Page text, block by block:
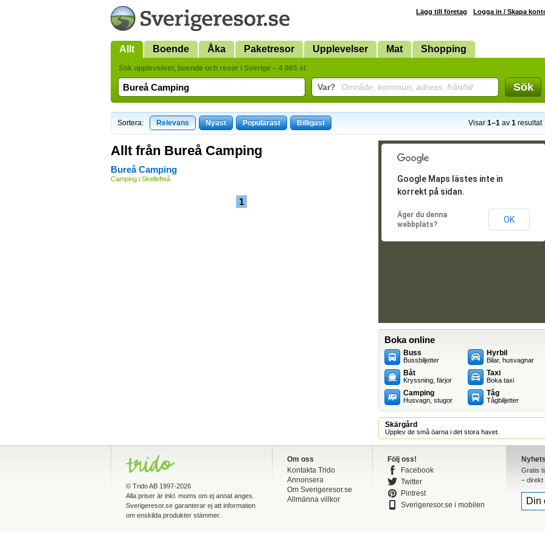
Lägg till företag Logga in / Skapa
Allt Boende Åka Paketresor Upplevelser Mat Shopping
Sök upplevelser, boende och resor i Sverige – 4 865 st
Var? Område, kommun, adress, från/till Sök
Sortera: Relevans Nyast Populärast Billigast Visar 1–1 av 1 resultat
Allt från Bureå Camping
Bureå Camping
Camping i Skellefteå
1
Google Maps lästes inte in
korrekt på sidan.
Äger du denna
webbplats?
OK
Boka online
Buss
Bussbiljetter
Båt
Kryssning, färjor
Camping
Husvagn, stugor
Hyrbil
Bilar, husvagnar
Taxi
Boka taxi
Tåg
Tågbiljetter
Skärgård
Upplev de små öarna i det stora havet.
© Trido AB 1997-2026
Alla priser är inkl. moms om ej annat anges.
Sverigeresor.se garanterar ej att information
om enskilda produkter stämmer.
Om oss
Kontakta Trido
Annonsera
Om Sverigeresor.se
Allmänna villkor
Följ oss!
Facebook
Twitter
Pintrest
Sverigeresor.se i mobilen
Gratis
– direkt